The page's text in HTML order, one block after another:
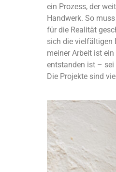
ein Prozess, der
Handwerk. So
für die Realität
sich die vielfältigen
meiner Arbeit ist
entstanden ist – sei
Die Projekte sind